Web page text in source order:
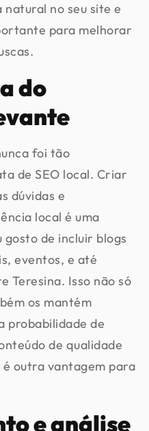
no seu site e
para melhorar
do
foi tão
de SEO local. Criar
dúvidas e
local é uma
de incluir blogs
eventos, e até
Teresina. Isso não só
os mantém
probabilidade de
de qualidade
outra vantagem para
e análise